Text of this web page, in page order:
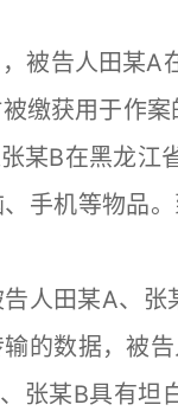
告人田某A
缴获用于作
某B在黑龙江
手机等物品
田某A、张
的数据，被
张某B具有坦